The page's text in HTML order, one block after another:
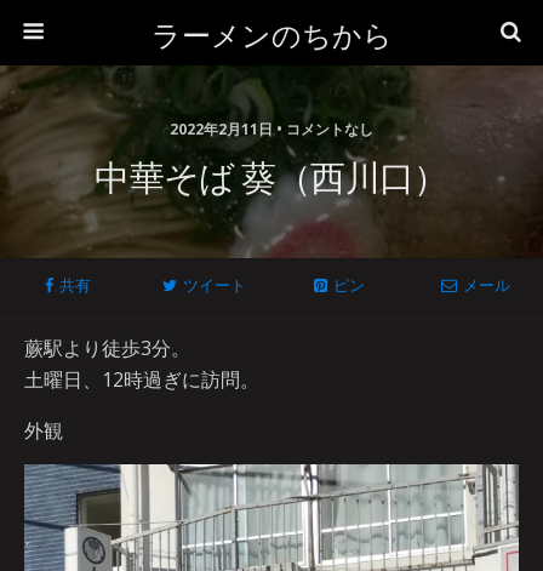
ラーメンのちから
2022年2月11日 • コメントなし
中華そば 葵（西川口）
共有 ツイート ピン メール
蕨駅より徒歩3分。
土曜日、12時過ぎに訪問。
外観